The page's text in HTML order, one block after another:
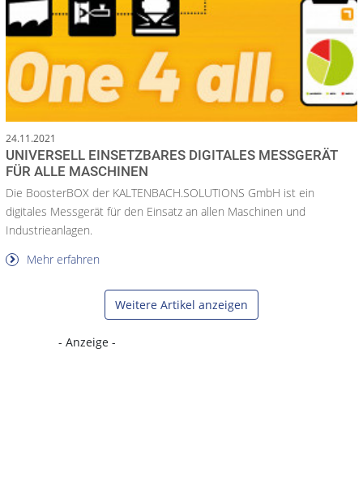
24.11.2021
UNIVERSELL EINSETZBARES DIGITALES MESSGERÄT
FÜR ALLE MASCHINEN
Die BoosterBOX der KALTENBACH.SOLUTIONS GmbH ist ein
digitales Messgerät für den Einsatz an allen Maschinen und
Industrieanlagen.
Mehr erfahren
Weitere Artikel anzeigen
- Anzeige -